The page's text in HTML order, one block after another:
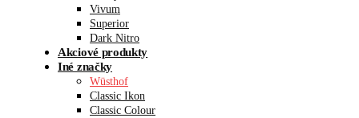
Vivum
Superior
Dark Nitro
Akciové produkty
Iné značky
Wüsthof
Classic Ikon
Classic Colour